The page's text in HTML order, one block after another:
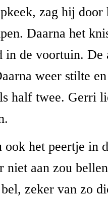
zag hij door
Daarna het
in de voortuin. De
weer stilte
half twee. Gerri
het peertje in
niet aan zou
zeker van zo